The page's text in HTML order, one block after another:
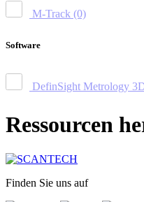
M-Track (0)
Software
DefinSight Metrology
Ressourcen
Finden Sie uns auf